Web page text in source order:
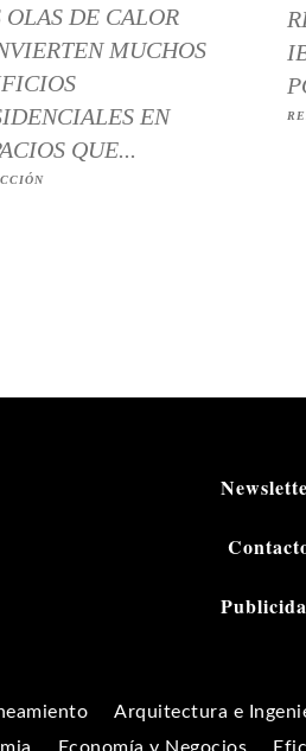
OLAS DE CALOR
MUCHOS
EN
QUE...
Arquitectura e